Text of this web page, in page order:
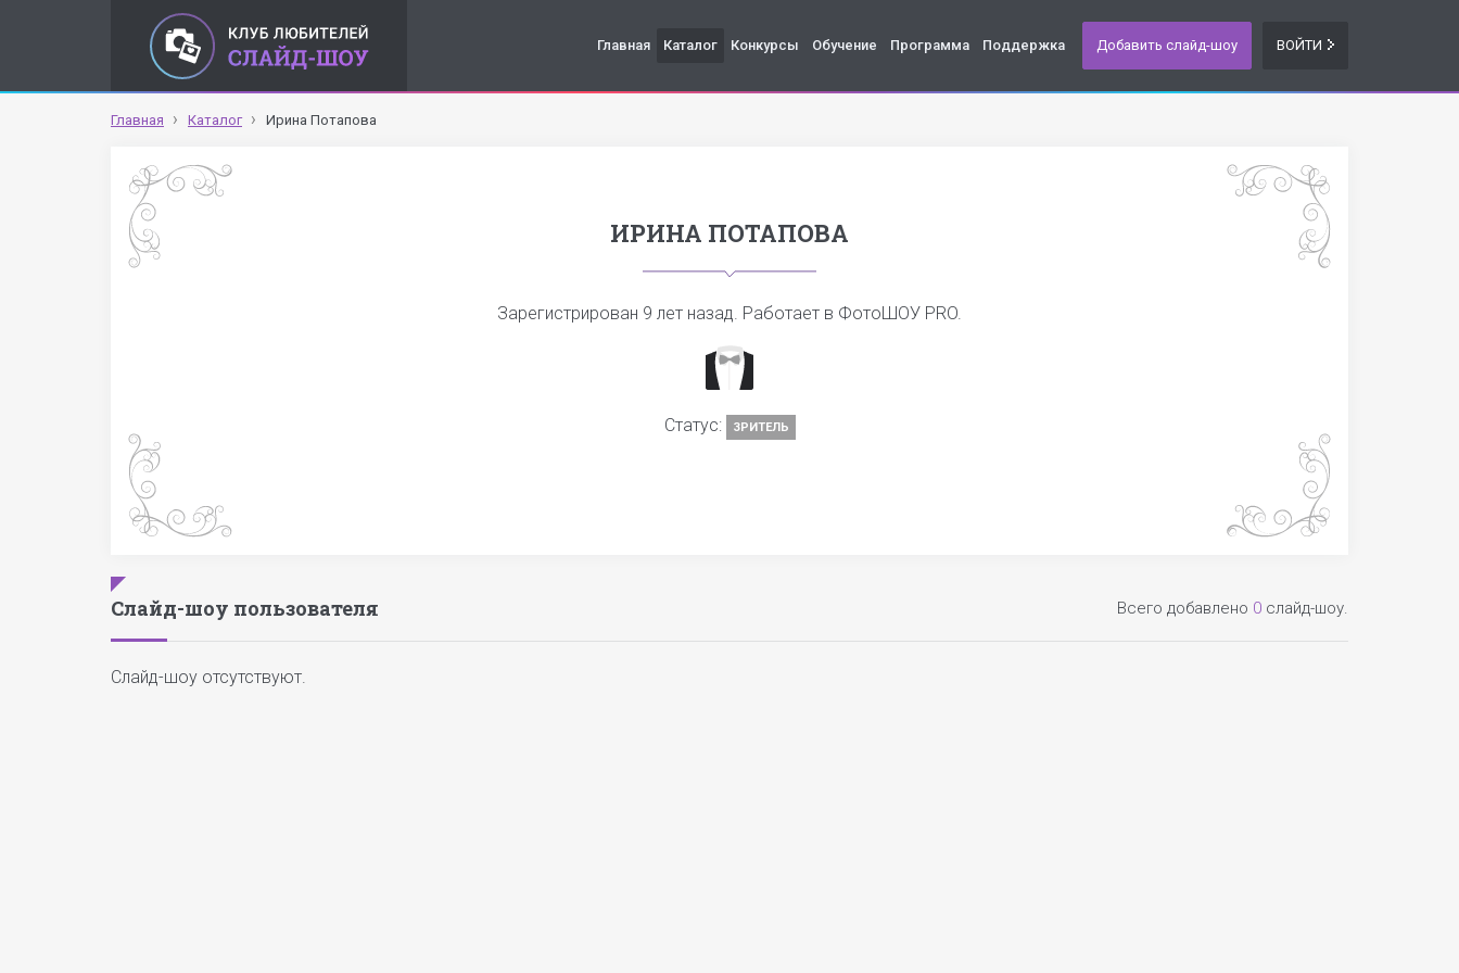
Главная Каталог Конкурсы Обучение Программа Поддержка Добавить слайд-шоу ВОЙТИ
Главная Каталог Ирина Потапова
ИРИНА ПОТАПОВА
Зарегистрирован 9 лет назад. Работает в ФотоШОУ PRO.
Статус: ЗРИТЕЛЬ
Слайд-шоу пользователя Всего добавлено 0 слайд-шоу.
Слайд-шоу отсутствуют.